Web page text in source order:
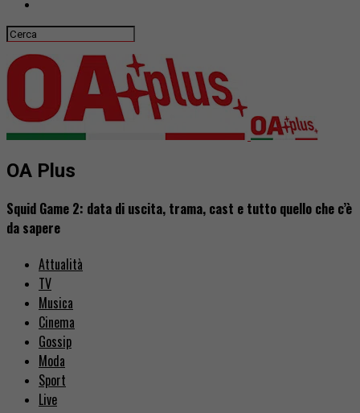
OA Plus
Squid Game 2: data di uscita, trama, cast e tutto quello che c’è
da sapere
Attualità
TV
Musica
Cinema
Gossip
Moda
Sport
Live